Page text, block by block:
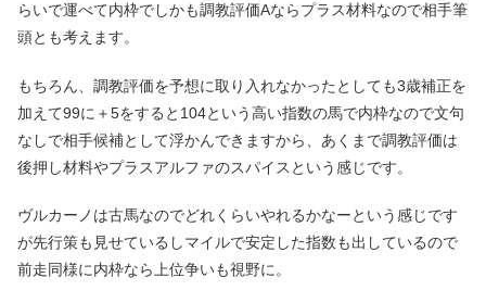
らいで運べて内枠でしかも調教評価Aならプラス材料なので相手筆
頭とも考えます。
もちろん、調教評価を予想に取り入れなかったとしても3歳補正を
加えて99に＋5をすると104という高い指数の馬で内枠なので文句
なしで相手候補として浮かんできますから、あくまで調教評価は
後押し材料やプラスアルファのスパイスという感じです。
ヴルカーノは古馬なのでどれくらいやれるかなーという感じです
が先行策も見せているしマイルで安定した指数も出しているので
前走同様に内枠なら上位争いも視野に。